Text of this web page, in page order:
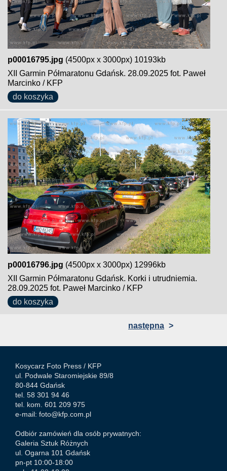
p00016795.jpg (4500px x 3000px) 10193kb
XII Garmin Półmaratonu Gdańsk. 28.09.2025 fot. Paweł
Marcinko / KFP
do koszyka
p00016796.jpg (4500px x 3000px) 12996kb
XII Garmin Półmaratonu Gdańsk. Korki i utrudniemia.
28.09.2025 fot. Paweł Marcinko / KFP
do koszyka
następna >
Kosycarz Foto Press / KFP
ul. Podwale Staromiejskie 89/8
80-844 Gdańsk
tel. 58 301 94 46
tel. kom. 601 209 975
e-mail: foto@kfp.com.pl
Odbiór zamówień dla osób prywatnych:
Galeria Sztuk Różnych
ul. Ogarna 101 Gdańsk
pn-pt 10:00-18:00